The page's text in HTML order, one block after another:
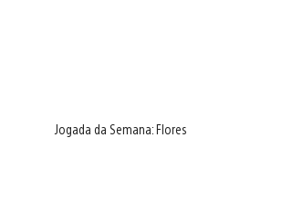
Jogada da Semana: Flores